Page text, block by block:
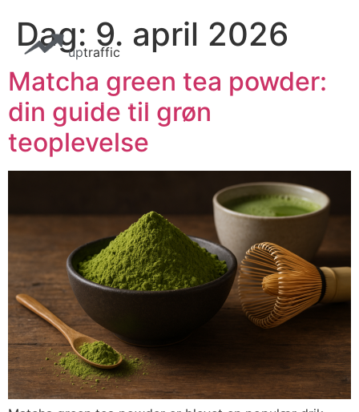
uptraffic
Dag: 9. april 2026
Matcha green tea powder:
din guide til grøn
teoplevelse